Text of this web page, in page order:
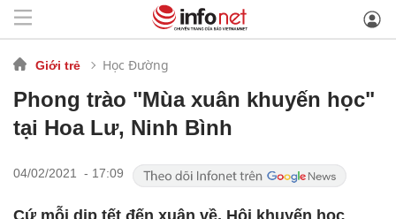
Giới trẻ Học Đường
Phong trào "Mùa xuân khuyến học"
tại Hoa Lư, Ninh Bình
04/02/2021 - 17:09
Cứ mỗi dịp tết đến xuân về, Hội khuyến học